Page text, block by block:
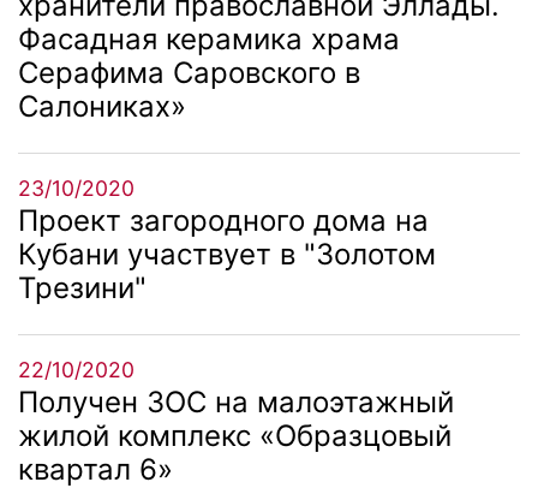
Фасадная керамика храма
Серафима Саровского в
Салониках»
23/10/2020
Проект загородного дома на
Кубани участвует в "Золотом
Трезини"
22/10/2020
Получен ЗОС на малоэтажный
жилой комплекс «Образцовый
квартал 6»